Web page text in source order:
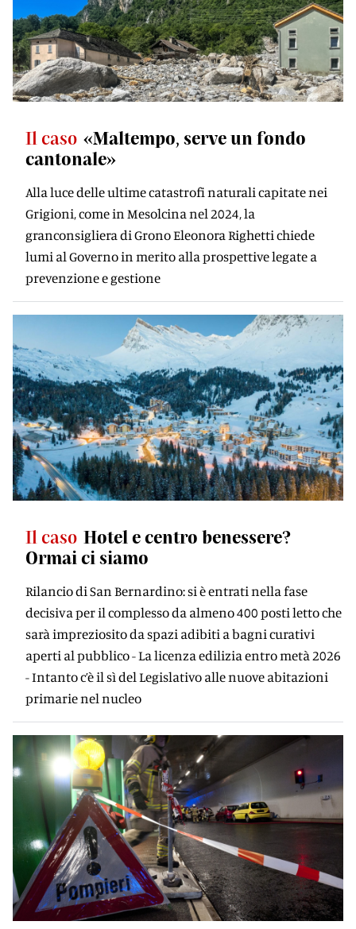
Il caso «Maltempo, serve un fondo
cantonale»
Alla luce delle ultime catastrofi naturali capitate nei
Grigioni, come in Mesolcina nel 2024, la
granconsigliera di Grono Eleonora Righetti chiede
lumi al Governo in merito alla prospettive legate a
prevenzione e gestione
Il caso Hotel e centro benessere?
Ormai ci siamo
Rilancio di San Bernardino: si è entrati nella fase
decisiva per il complesso da almeno 400 posti letto che
sarà impreziosito da spazi adibiti a bagni curativi
aperti al pubblico - La licenza edilizia entro metà 2026
- Intanto c’è il sì del Legislativo alle nuove abitazioni
primarie nel nucleo